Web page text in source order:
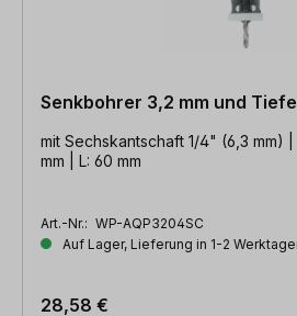
Senkbohrer 3,2 mm und
mit Sechskantschaft 1/4" (6,3 mm) |
mm | L: 60 mm
Art.-Nr.: WP-AQP3204SC
Auf Lager, Lieferung in 1-2
28,58 €